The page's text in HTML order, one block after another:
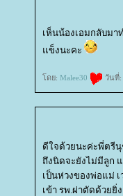
เห็นน้องเอมกลับม
ข็งนะคะ
ดย: Malee30 วันที่:
ดีใจด้วยนะค่ะพี่ตรีนุ
ถึงนิดจะยังไม่มีลูก
เป็นห่วงของพ่อแม่
เข้า รพ.ผ่าตัดด้วย